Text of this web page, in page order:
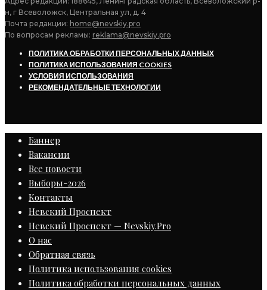
н, г Всеволожск, Центральная ул, д. 4
Почта редакции: home@nevskiy.pro
По вопросам рекламы: reklama@nevskiy.pro
ПОЛИТИКА ОБРАБОТКИ ПЕРСОНАЛЬНЫХ ДАННЫХ
ПОЛИТИКА ИСПОЛЬЗОВАНИЯ COOKIES
УСЛОВИЯ ИСПОЛЬЗОВАНИЯ
РЕКОМЕНДАТЕЛЬНЫЕ ТЕХНОЛОГИИ
Баннер
Вакансии
Все новости
Выборы-2026
Контакты
Невский Проспект
Невский Проспект — Nevskiy.Pro
О нас
Обратная связь
Политика использования cookies
Политика обработки персональных данных